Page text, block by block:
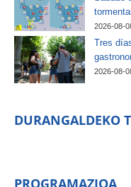
2026-08-
Tres
2026-08-
DURANGALDEKO
PROGRAMAZIOA